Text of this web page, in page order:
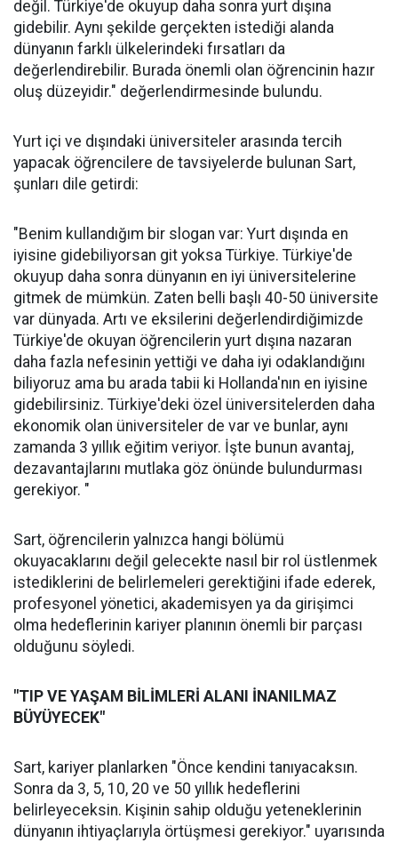
değil. Türkiye'de okuyup daha sonra yurt dışına
gidebilir. Aynı şekilde gerçekten istediği alanda
dünyanın farklı ülkelerindeki fırsatları da
değerlendirebilir. Burada önemli olan öğrencinin hazır
oluş düzeyidir." değerlendirmesinde bulundu.
Yurt içi ve dışındaki üniversiteler arasında tercih
yapacak öğrencilere de tavsiyelerde bulunan Sart,
şunları dile getirdi:
"Benim kullandığım bir slogan var: Yurt dışında en
iyisine gidebiliyorsan git yoksa Türkiye. Türkiye'de
okuyup daha sonra dünyanın en iyi üniversitelerine
gitmek de mümkün. Zaten belli başlı 40-50 üniversite
var dünyada. Artı ve eksilerini değerlendirdiğimizde
Türkiye'de okuyan öğrencilerin yurt dışına nazaran
daha fazla nefesinin yettiği ve daha iyi odaklandığını
biliyoruz ama bu arada tabii ki Hollanda'nın en iyisine
gidebilirsiniz. Türkiye'deki özel üniversitelerden daha
ekonomik olan üniversiteler de var ve bunlar, aynı
zamanda 3 yıllık eğitim veriyor. İşte bunun avantaj,
dezavantajlarını mutlaka göz önünde bulundurması
gerekiyor. "
Sart, öğrencilerin yalnızca hangi bölümü
okuyacaklarını değil gelecekte nasıl bir rol üstlenmek
istediklerini de belirlemeleri gerektiğini ifade ederek,
profesyonel yönetici, akademisyen ya da girişimci
olma hedeflerinin kariyer planının önemli bir parçası
olduğunu söyledi.
"TIP VE YAŞAM BİLİMLERİ ALANI İNANILMAZ
BÜYÜYECEK"
Sart, kariyer planlarken "Önce kendini tanıyacaksın.
Sonra da 3, 5, 10, 20 ve 50 yıllık hedeflerini
belirleyeceksin. Kişinin sahip olduğu yeteneklerinin
dünyanın ihtiyaçlarıyla örtüşmesi gerekiyor." uyarısında